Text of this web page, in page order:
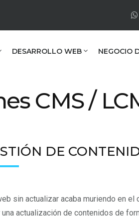
DESARROLLO WEB NEGOCIO
CMS /
DE
sin actualizar acaba muriendo en
una actualización de contenidos de